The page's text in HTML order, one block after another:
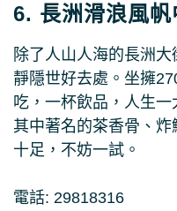
6. 長洲滑浪風
除了人山人海的長洲
靜隱世好去處。坐擁
吃，一杯飲品，人生一
其中著名的茶香骨、
十足，不妨一試。
電話: 29818316